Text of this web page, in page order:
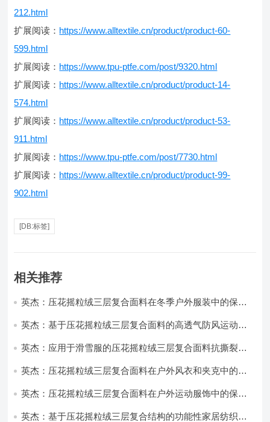
212.html
扩展阅读： https://www.alltextile.cn/product/product-60-
599.html
扩展阅读： https://www.tpu-ptfe.com/post/9320.html
扩展阅读： https://www.alltextile.cn/product/product-14-
574.html
扩展阅读： https://www.alltextile.cn/product/product-53-
911.html
扩展阅读： https://www.tpu-ptfe.com/post/7730.html
扩展阅读： https://www.alltextile.cn/product/product-99-
902.html
[DB:标签]
相关推荐
英杰：压花摇粒绒三层复合面料在冬季户外服装中的保暖
英杰：基于压花摇粒绒三层复合面料的高透气防风运动服
英杰：应用于滑雪服的压花摇粒绒三层复合面料抗撕裂与
英杰：压花摇粒绒三层复合面料在户外风衣和夹克中的应
英杰：压花摇粒绒三层复合面料在户外运动服饰中的保暖
英杰：基于压花摇粒绒三层复合结构的功能性家居纺织品